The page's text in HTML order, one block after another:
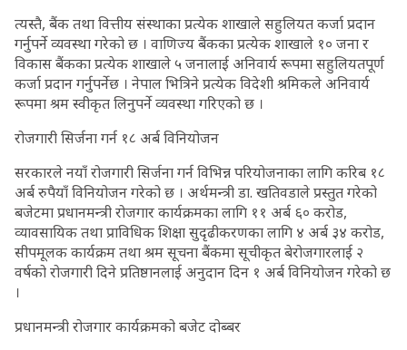
त्यस्तै, बैंक तथा वित्तीय संस्थाका प्रत्येक शाखाले सहुलियत कर्जा प्रदान
गर्नुपर्ने व्यवस्था गरेको छ । वाणिज्य बैंकका प्रत्येक शाखाले १० जना र
विकास बैंकका प्रत्येक शाखाले ५ जनालाई अनिवार्य रूपमा सहुलियतपूर्ण
कर्जा प्रदान गर्नुपर्नेछ । नेपाल भित्रिने प्रत्येक विदेशी श्रमिकले अनिवार्य
रूपमा श्रम स्वीकृत लिनुपर्ने व्यवस्था गरिएको छ ।
रोजगारी सिर्जना गर्न १८ अर्ब विनियोजन
सरकारले नयाँ रोजगारी सिर्जना गर्न विभिन्न परियोजनाका लागि करिब १८
अर्ब रुपैयाँ विनियोजन गरेको छ । अर्थमन्त्री डा. खतिवडाले प्रस्तुत गरेको
बजेटमा प्रधानमन्त्री रोजगार कार्यक्रमका लागि ११ अर्ब ६० करोड,
व्यावसायिक तथा प्राविधिक शिक्षा सुदृढीकरणका लागि ४ अर्ब ३४ करोड,
सीपमूलक कार्यक्रम तथा श्रम सूचना बैंकमा सूचीकृत बेरोजगारलाई २
वर्षको रोजगारी दिने प्रतिष्ठानलाई अनुदान दिन १ अर्ब विनियोजन गरेको छ
।
प्रधानमन्त्री रोजगार कार्यक्रमको बजेट दोब्बर